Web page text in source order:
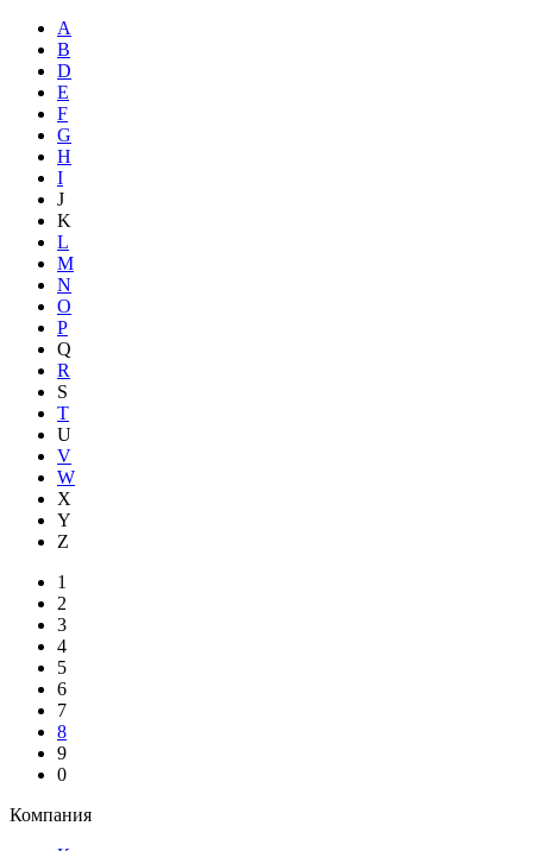
A
B
D
E
F
G
H
I
J
K
L
M
N
O
P
Q
R
S
T
U
V
W
X
Y
Z
1
2
3
4
5
6
7
8
9
0
Компания